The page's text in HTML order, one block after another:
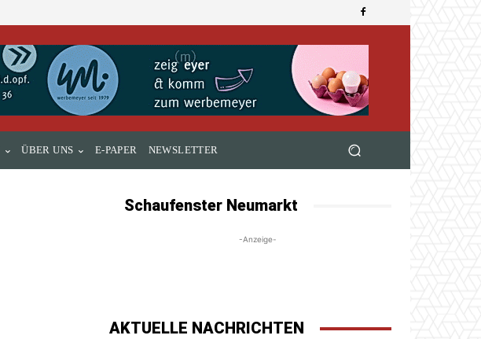
ÜBER UNS E-PAPER NEWSLETTER
Schaufenster Neumarkt
-Anzeige-
AKTUELLE NACHRICHTEN